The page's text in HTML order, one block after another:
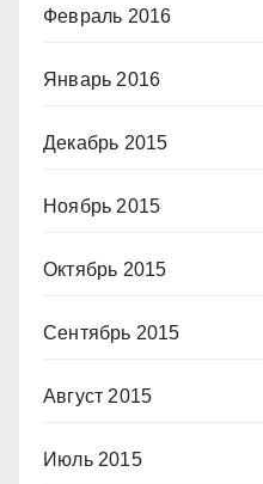
Февраль 2016
Январь 2016
Декабрь 2015
Ноябрь 2015
Октябрь 2015
Сентябрь 2015
Август 2015
Июль 2015